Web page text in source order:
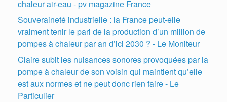
chaleur air-eau - pv magazine France
Souveraineté industrielle : la France peut-elle
vraiment tenir le pari de la production d’un million de
pompes à chaleur par an d’ici 2030 ? - Le Moniteur
Claire subit les nuisances sonores provoquées par la
pompe à chaleur de son voisin qui maintient qu’elle
est aux normes et ne peut donc rien faire - Le
Particulier